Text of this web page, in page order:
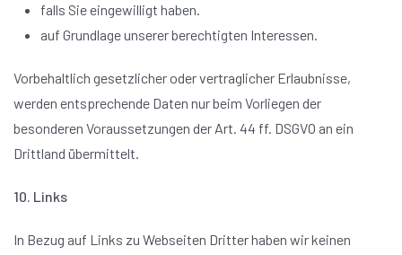
falls Sie eingewilligt haben.
auf Grundlage unserer berechtigten Interessen.
Vorbehaltlich gesetzlicher oder vertraglicher Erlaubnisse,
werden entsprechende Daten nur beim Vorliegen der
besonderen Voraussetzungen der Art. 44 ff. DSGVO an ein
Drittland übermittelt.
10. Links
In Bezug auf Links zu Webseiten Dritter haben wir keinen